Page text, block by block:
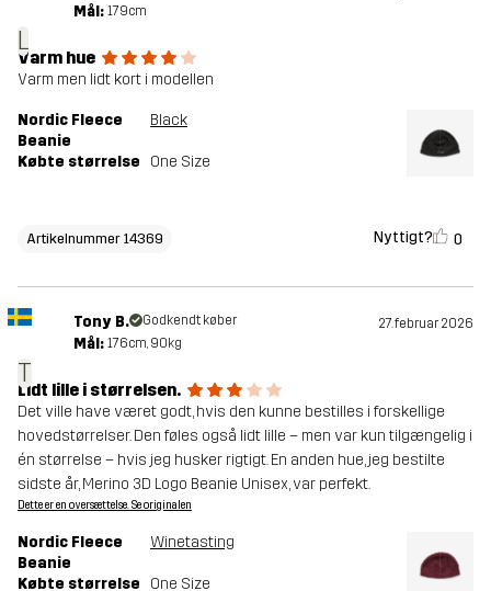
L
Mål: 179cm
Varm hue
Varm men lidt kort i modellen
Nordic Fleece
Beanie
Black
Købte størrelse One Size
Artikelnummer 14369 Nyttigt? 0
T
Tony B. Godkendt køber 27. februar 2026
Mål: 176cm, 90kg
Lidt lille i størrelsen.
Det ville have været godt, hvis den kunne bestilles i forskellige
hovedstørrelser. Den føles også lidt lille – men var kun tilgængelig i
én størrelse – hvis jeg husker rigtigt. En anden hue, jeg bestilte
sidste år, Merino 3D Logo Beanie Unisex, var perfekt.
Dette er en oversættelse. Se originalen
Nordic Fleece
Beanie
Winetasting
Købte størrelse One Size